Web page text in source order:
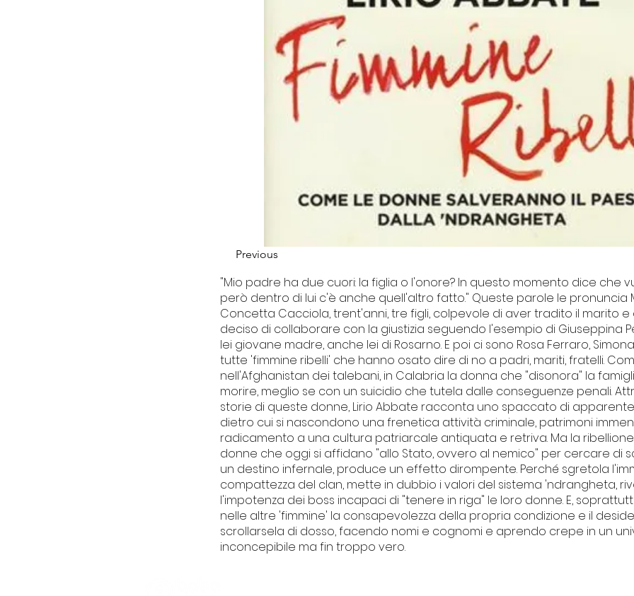
Previous
"Mio padre ha due cuori: la figlia o l'onore? In questo momento dice che
però dentro di lui c'è anche quell'altro fatto." Queste parole le pronuncia
Concetta Cacciola, trent'anni, tre figli, colpevole di aver tradito il marito e
deciso di collaborare con la giustizia seguendo l'esempio di Giuseppina
lei giovane madre, anche lei di Rosarno. E poi ci sono Rosa Ferraro,
tutte 'fimmine ribelli' che hanno osato dire di no a padri, mariti, fratelli.
nell'Afghanistan dei talebani, in Calabria la donna che "disonora" la
morire, meglio se con un suicidio che tutela dalle conseguenze penali.
storie di queste donne, Lirio Abbate racconta uno spaccato di
dietro cui si nascondono una frenetica attività criminale, patrimoni
radicamento a una cultura patriarcale antiquata e retriva. Ma la
donne che oggi si affidano "allo Stato, ovvero al nemico" per cercare di
un destino infernale, produce un effetto dirompente. Perché sgretola
compattezza del clan, mette in dubbio i valori del sistema 'ndrangheta,
l'impotenza dei boss incapaci di "tenere in riga" le loro donne. E,
nelle altre 'fimmine' la consapevolezza della propria condizione e il
scrollarsela di dosso, facendo nomi e cognomi e aprendo crepe in un
inconcepibile ma fin troppo vero.